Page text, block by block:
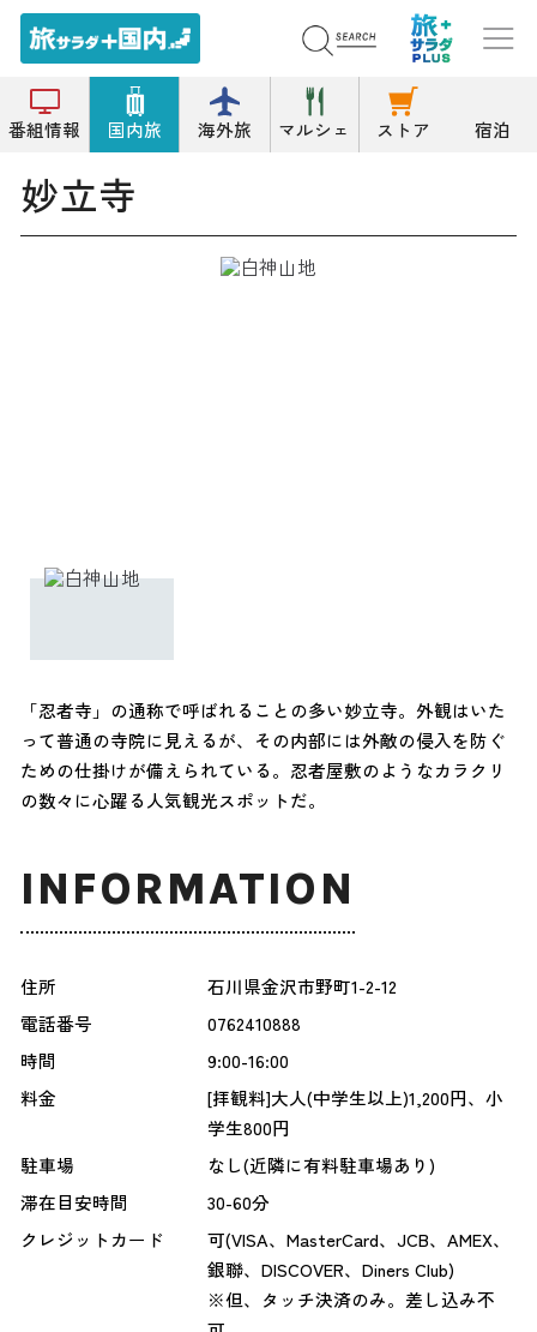
番組情報 国内旅 海外旅 マルシェ ストア 宿泊
トップ
妙立寺
「忍者寺」の通称で呼ばれることの多い妙立寺。外観はいた
って普通の寺院に見えるが、その内部には外敵の侵入を防ぐ
ための仕掛けが備えられている。忍者屋敷のようなカラクリ
の数々に心躍る人気観光スポットだ。
INFORMATION
住所
石川県金沢市野町1-2-12
電話番号
0762410888
時間
9:00-16:00
料金
[拝観料]大人(中学生以上)1,200円、小
学生800円
駐車場
なし(近隣に有料駐車場あり)
滞在目安時間
30-60分
クレジットカード
可(VISA、MasterCard、JCB、AMEX、
銀聯、DISCOVER、Diners Club)
※但、タッチ決済のみ。差し込み不